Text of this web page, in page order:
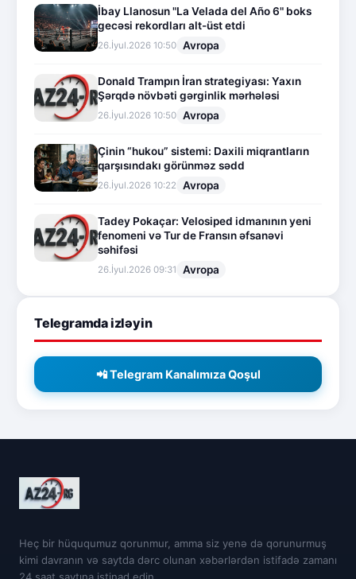
İbay Llanosun "La Velada del Año 6" boks
gecəsi rekordları alt-üst etdi
26.İyul.2026 10:50 Avropa
Donald Trampın İran strategiyası: Yaxın
Şərqdə növbəti gərginlik mərhələsi
26.İyul.2026 10:50 Avropa
Çinin “hukou” sistemi: Daxili miqrantların
qarşısındakı görünməz sədd
26.İyul.2026 10:22 Avropa
Tadey Pokaçar: Velosiped idmanının yeni
fenomeni və Tur de Fransın əfsanəvi
səhifəsi
26.İyul.2026 09:31 Avropa
Telegramda izləyin
📲 Telegram Kanalımıza Qoşul
Heç bir hüququmuz qorunmur, amma siz yenə də qorunurmuş
kimi davranın və saytda dərc olunan xəbərlərdən istifadə zamanı